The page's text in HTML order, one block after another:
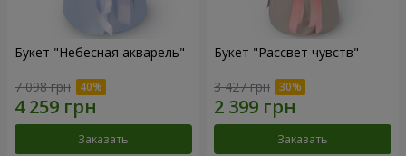
Букет "Небесная акварель"
7 098 грн
Заказать
Букет "Рассвет чувств"
3 427 грн
Заказать